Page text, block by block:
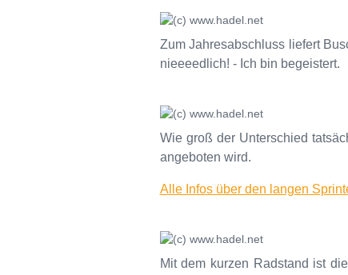
Zum Jahresabschluss liefert
nieeeedlich! - Ich bin begeistert.
Wie groß der Unterschied
angeboten wird.
Alle Infos über den langen
Mit dem kurzen Radstand ist